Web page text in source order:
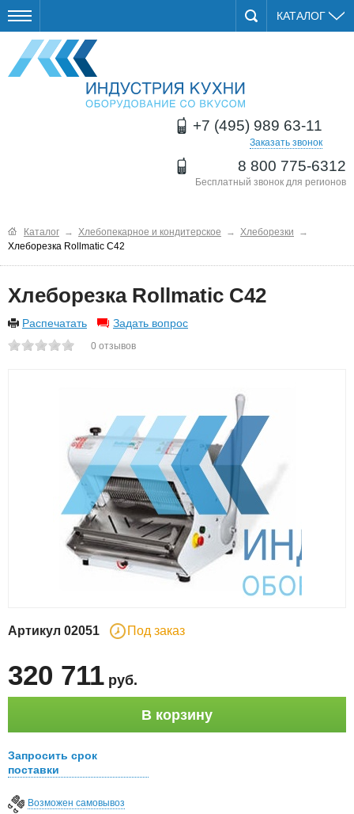
КАТАЛОГ
+7 (495) 989 63-11
Заказать звонок
8 800 775-6312
Бесплатный звонок для регионов
Каталог → Хлебопекарное и кондитерское → Хлеборезки
→
Хлеборезка Rollmatic C42
Хлеборезка Rollmatic C42
Распечатать Задать вопрос
0 отзывов
Артикул 02051 Под заказ
320 711 руб.
В корзину
Запросить срок
поставки
Возможен самовывоз